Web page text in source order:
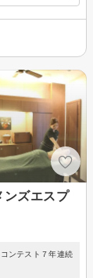
ンズエスプ
ンテスト７年連続